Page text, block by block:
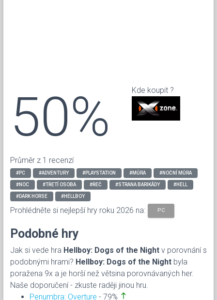
50%
Průměr z 1 recenzí
Kde koupit ?
#PC #ADVENTURY #PLAYSTATION #MŮRA #NOČNÍ MŮRA
#NOC #TŘETÍ OSOBA #ŘEČ #STRANA BARIKÁDY #HELL
#DARK HORSE #HELLBOY
Prohlédněte si nejlepší hry roku 2026 na: PC
Podobné hry
Jak si vede hra Hellboy: Dogs of the Night v porovnání s
podobnými hrami? Hellboy: Dogs of the Night byla
poražena 9x a je horší než větsina porovnávaných her.
Naše doporučení - zkuste raději jinou hru.
Penumbra: Overture - 79% north